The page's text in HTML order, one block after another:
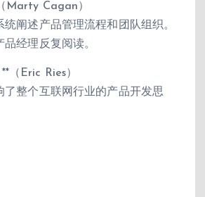
Marty Cagan）
阐述产品管理流程和团队组织。
经理反复阅读。
（Eric Ries）
了整个互联网行业的产品开发思